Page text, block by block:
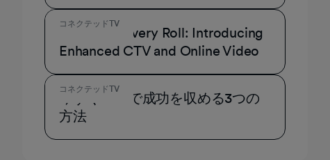
コネクテッドTV
A Role for Every Roll: Introducing
Enhanced CTV and Online Video
コネクテッドTV
今すぐCTVで成功を収める3つの
方法